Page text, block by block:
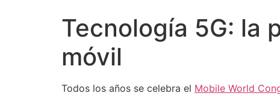
Tecnología 5G: la
móvil
Todos los años se celebra el Mobile World